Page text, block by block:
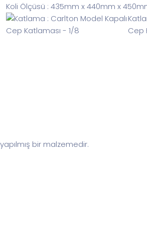
Koli Ölçüsü : 435mm x 440mm x
Cep
bir malzemedir.